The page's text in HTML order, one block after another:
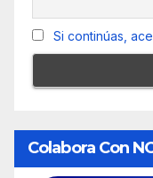
Si continúas,
Colabora Con